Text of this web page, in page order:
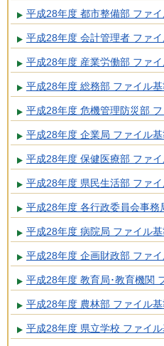
平成28年度 都市整備部 ファ
平成28年度 会計管理者 ファ
平成28年度 産業労働部 ファ
平成28年度 総務部 ファイル基
平成28年度 危機管理防災部
平成28年度 企業局 ファイル基
平成28年度 保健医療部 ファ
平成28年度 県民生活部 ファ
平成28年度 各行政委員会事務
平成28年度 病院局 ファイル基
平成28年度 企画財政部 ファ
平成28年度 教育局･教育機関
平成28年度 農林部 ファイル基
平成28年度 県立学校 ファイ